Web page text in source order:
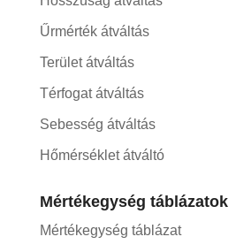
Űrmérték átváltás
Terület átváltás
Térfogat átváltás
Sebesség átváltás
Hőmérséklet átváltó
Mértékegység táblázatok
Mértékegység táblázat